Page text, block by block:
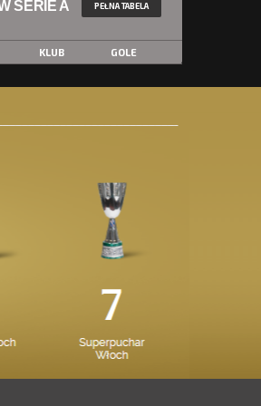
SERIE A PEŁNA TABELA
KLUB GOLE